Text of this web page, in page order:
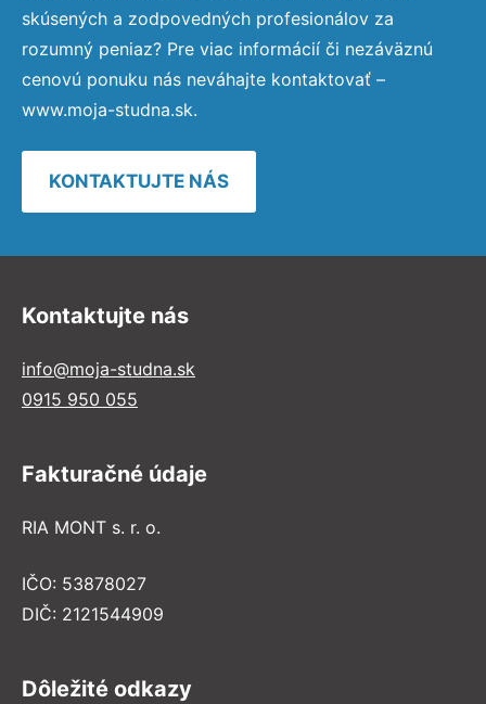
skúsených a zodpovedných profesionálov za
rozumný peniaz? Pre viac informácií či nezáväznú
cenovú ponuku nás neváhajte kontaktovať –
www.moja-studna.sk.
KONTAKTUJTE NÁS
Kontaktujte nás
info@moja-studna.sk
0915 950 055
Fakturačné údaje
RIA MONT s. r. o.
IČO: 53878027
DIČ: 2121544909
Dôležité odkazy